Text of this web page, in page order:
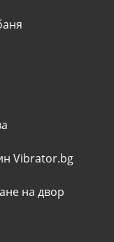
Vibrator.bg
на двор